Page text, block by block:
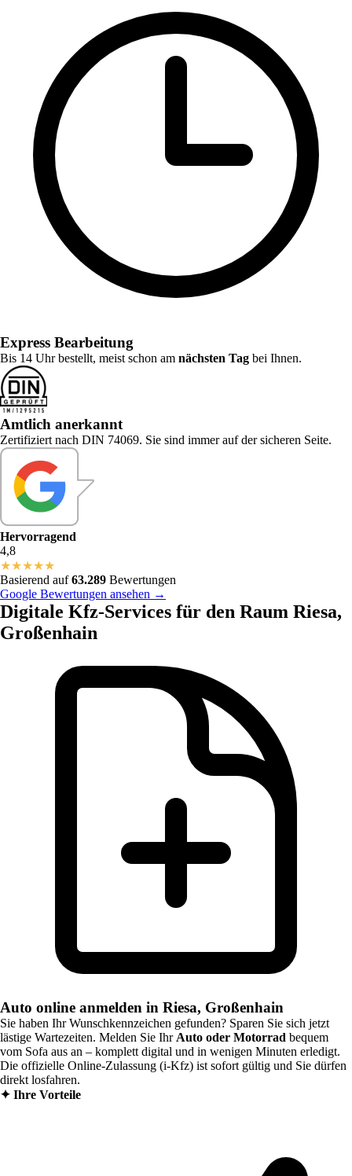
Express Bearbeitung
Bis 14 Uhr bestellt, meist schon am nächsten Tag bei Ihnen.
Amtlich anerkannt
Zertifiziert nach DIN 74069. Sie sind immer auf der sicheren Seite.
Hervorragend
4,8
★★★★★
Basierend auf63.289 Bewertungen
Google Bewertungen ansehen →
Digitale Kfz-Services für den Raum Riesa,
Großenhain
Auto online anmelden in Riesa, Großenhain
Sie haben Ihr Wunschkennzeichen gefunden? Sparen Sie sich jetzt
lästige Wartezeiten. Melden Sie Ihr Auto oder Motorrad bequem
vom Sofa aus an – komplett digital und in wenigen Minuten erledigt.
Die offizielle Online-Zulassung (i-Kfz) ist sofort gültig und Sie dürfen
direkt losfahren.
✦ Ihre Vorteile